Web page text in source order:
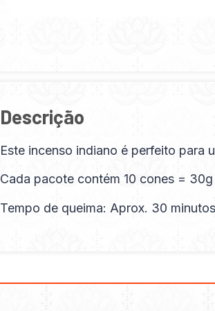
Descrição
Este incenso indiano é perfeito para
Cada pacote contém 10 cones = 30g
Tempo de queima: Aprox. 30 minutos